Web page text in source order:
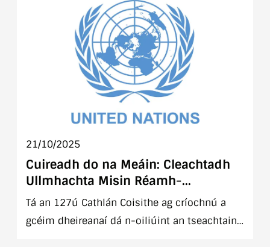
21/10/2025
Cuireadh do na Meáin: Cleachtadh
Ullmhachta Misin Réamh-
Imscartha, 127ú Cathlán Coisithe,
UNIFIL (an Liobáin)
Tá an 127ú Cathlán Coisithe ag críochnú a
gcéim dheireanaí dá n-oiliúint an tseachtain